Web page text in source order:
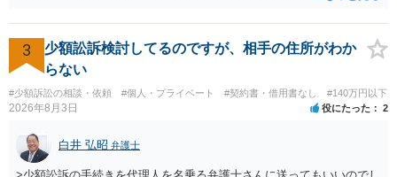
在確認請求訴訟を提起することも考えられますが、まずは後払い決済
業者へ（原契約のクーリング・オフの証拠の写しとともに）支払拒絶
の通知書を送り、もし訴訟や支払督促を行ってきた場合には全面的に
争う、というやり方がベターではないかと思います。弁護士会の相談
センター等で、消費者問題に強い弁護士（消費者保護委員会に所属し
ているなど）へ相談されることをお勧めします。
3
少額訟訴検討してるのですが、相手の住所がわか
らない
#少額訴訟の相談・依頼 #個人・プライベート #契約書・借用書なし #140万円以下
2026年8月3日 役にたった 2
白井 弘昭 弁護士
>少額訟訴の手続きを代理人を名乗る弁護士さんに送ってもいいのでし